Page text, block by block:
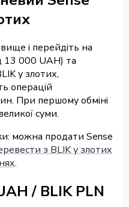
і перейдіть на
13 000 UAH) та
у злотих,
операцій
При першому обміні
суми.
можна продати Sense
з BLIK у злотих
.
/ BLIK PLN